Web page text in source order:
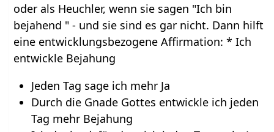
oder als Heuchler, wenn sie sagen "Ich bin
bejahend " - und sie sind es gar nicht. Dann hilft
eine entwicklungsbezogene Affirmation: * Ich
entwickle Bejahung
Jeden Tag sage ich mehr Ja
Durch die Gnade Gottes entwickle ich jeden
Tag mehr Bejahung